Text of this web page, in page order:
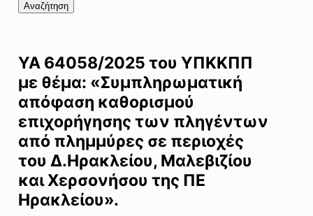
Αναζήτηση
ΥΑ 64058/2025 του ΥΠΚΚΠΠ
με θέμα: «Συμπληρωματική
απόφαση καθορισμού
επιχορήγησης των πληγέντων
από πλημμύρες σε περιοχές
του Δ.Ηρακλείου, Μαλεβιζίου
και Χερσονήσου της ΠΕ
Ηρακλείου».